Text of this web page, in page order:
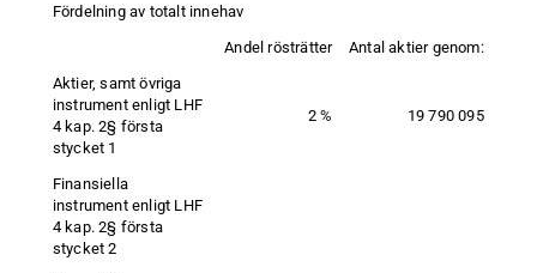
Fördelning av totalt innehav
Andel rösträtter
Antal aktier genom:
Aktier, samt övriga
instrument enligt LHF
4 kap. 2§ första
stycket 1
2 % 19 790 095
Finansiella
instrument enligt LHF
4 kap. 2§ första
stycket 2